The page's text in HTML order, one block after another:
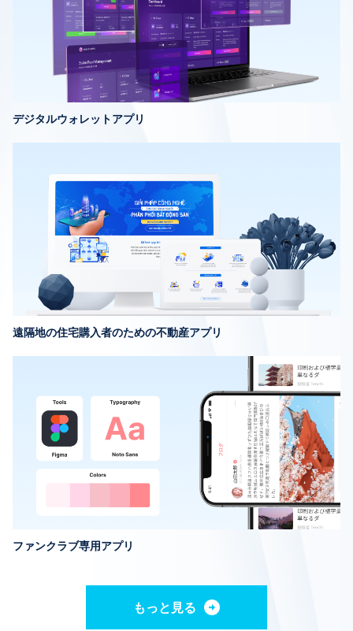
デジタルウォレットアプリ
遠隔地の住宅購入者のための不動産アプリ
ファンクラブ専用アプリ
もっと見る